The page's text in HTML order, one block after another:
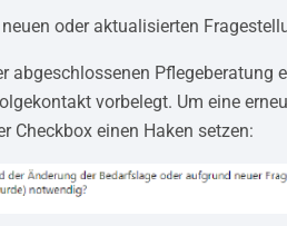
oder aktualisierten
abgeschlossenen Pflegeberatung
vorbelegt. Um eine
Checkbox einen Haken setzen: